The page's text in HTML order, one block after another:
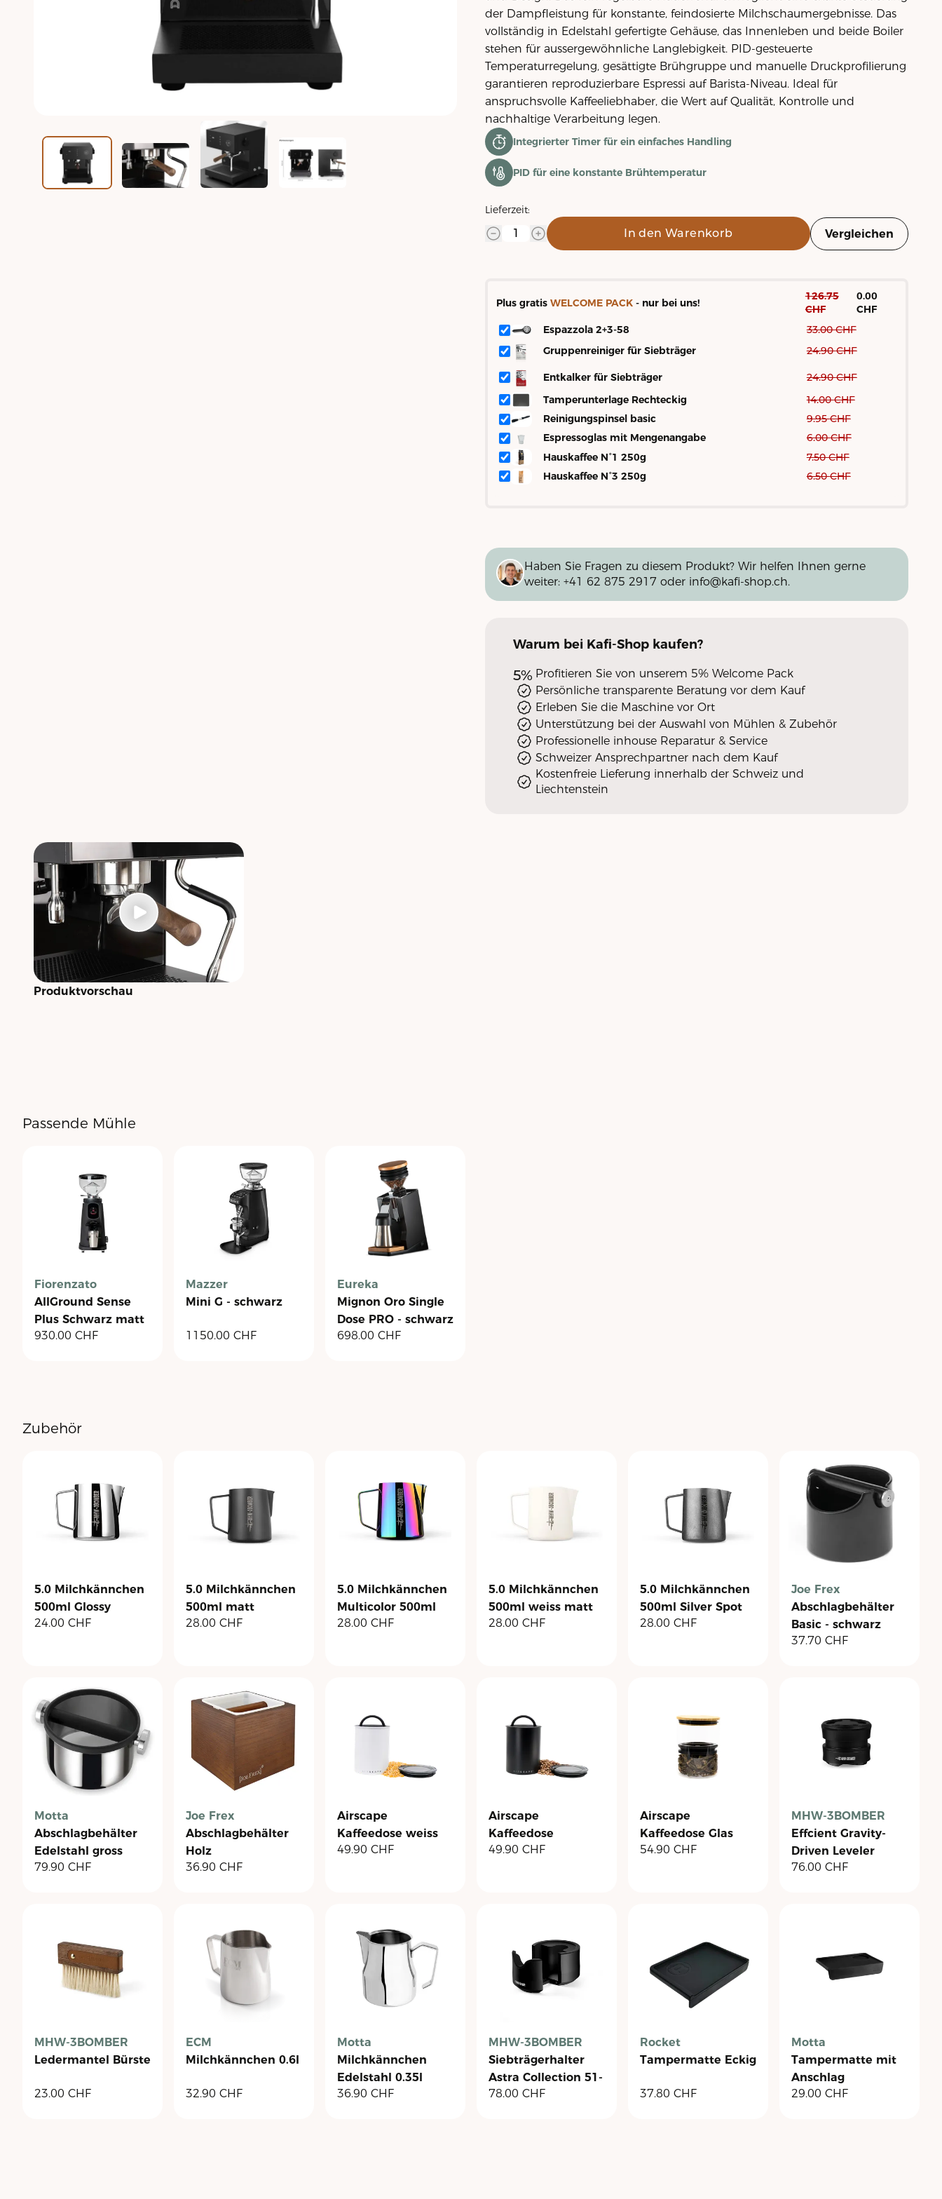
der Dampfleistung für konstante, feindosierte Milchschaumergebnisse. Das
vollständig in Edelstahl gefertigte Gehäuse, das Innenleben und beide Boiler
stehen für aussergewöhnliche Langlebigkeit. PID-gesteuerte
Temperaturregelung, gesättigte Brühgruppe und manuelle Druckprofilierung
garantieren reproduzierbare Espressi auf Barista-Niveau. Ideal für
anspruchsvolle Kaffeeliebhaber, die Wert auf Qualität, Kontrolle und
nachhaltige Verarbeitung legen.
Integrierter Timer für ein einfaches Handling
PID für eine konstante Brühtemperatur
Lieferzeit:
In den Warenkorb Vergleichen
Plus gratis WELCOME PACK- nur bei uns!
126.75
CHF
0.00
CHF
Espazzola 2+3-58
33.00 CHF
Gruppenreiniger für Siebträger
24.90 CHF
Entkalker für Siebträger 24.90 CHF
Tamperunterlage Rechteckig
14.00 CHF
Reinigungspinsel basic
9.95 CHF
Espressoglas mit Mengenangabe
6.00 CHF
Hauskaffee N°1 250g
7.50 CHF
Hauskaffee N°3 250g
6.50 CHF
Haben Sie Fragen zu diesem Produkt? Wir helfen Ihnen gerne
weiter: +41 62 875 2917oder info@kafi-shop.ch.
Warum bei Kafi-Shopkaufen?
5% Profitieren Sie von unserem 5% Welcome Pack
Persönliche transparente Beratung vor dem Kauf
Erleben Sie die Maschine vor Ort
Unterstützung bei der Auswahl von Mühlen & Zubehör
Professionelle inhouse Reparatur & Service
Schweizer Ansprechpartner nach dem Kauf
Kostenfreie Lieferung innerhalb der Schweiz und
Liechtenstein
Produktvorschau
Passende Mühle
Fiorenzato
AllGround Sense
Plus Schwarz matt
930.00 CHF
Mazzer
Mini G - schwarz
1150.00 CHF
Eureka
Mignon Oro Single
Dose PRO - schwarz
matt
698.00 CHF
Zubehör
5.0 Milchkännchen
500ml Glossy
24.00 CHF
5.0 Milchkännchen
500ml matt
schwarz
28.00 CHF
5.0 Milchkännchen
Multicolor 500ml
28.00 CHF
5.0 Milchkännchen
500ml weiss matt
28.00 CHF
5.0 Milchkännchen
500ml Silver Spot
28.00 CHF
Joe Frex
Abschlagbehälter
Basic - schwarz
37.70 CHF
Motta
Abschlagbehälter
Edelstahl gross
79.90 CHF
Joe Frex
Abschlagbehälter
Holz
36.90 CHF
Airscape
Kaffeedose weiss
matt
49.90 CHF
Airscape
Kaffeedose
schwarz matt
49.90 CHF
Airscape
Kaffeedose Glas
54.90 CHF
MHW-3BOMBER
Effcient Gravity-
Driven Leveler
58.5mm
76.00 CHF
MHW-3BOMBER
Ledermantel Bürste
23.00 CHF
ECM
Milchkännchen 0.6l
32.90 CHF
Motta
Milchkännchen
Edelstahl 0.35l
36.90 CHF
MHW-3BOMBER
Siebträgerhalter
Astra Collection 51-
58mm
78.00 CHF
Rocket
Tampermatte Eckig
37.80 CHF
Motta
Tampermatte mit
Anschlag
29.00 CHF